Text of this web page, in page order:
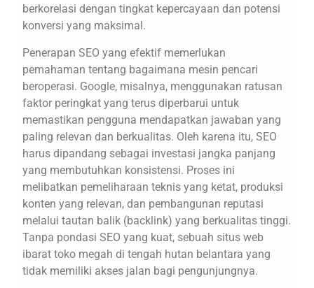
berkorelasi dengan tingkat kepercayaan dan potensi
konversi yang maksimal.
Penerapan SEO yang efektif memerlukan
pemahaman tentang bagaimana mesin pencari
beroperasi. Google, misalnya, menggunakan ratusan
faktor peringkat yang terus diperbarui untuk
memastikan pengguna mendapatkan jawaban yang
paling relevan dan berkualitas. Oleh karena itu, SEO
harus dipandang sebagai investasi jangka panjang
yang membutuhkan konsistensi. Proses ini
melibatkan pemeliharaan teknis yang ketat, produksi
konten yang relevan, dan pembangunan reputasi
melalui tautan balik (backlink) yang berkualitas tinggi.
Tanpa pondasi SEO yang kuat, sebuah situs web
ibarat toko megah di tengah hutan belantara yang
tidak memiliki akses jalan bagi pengunjungnya.